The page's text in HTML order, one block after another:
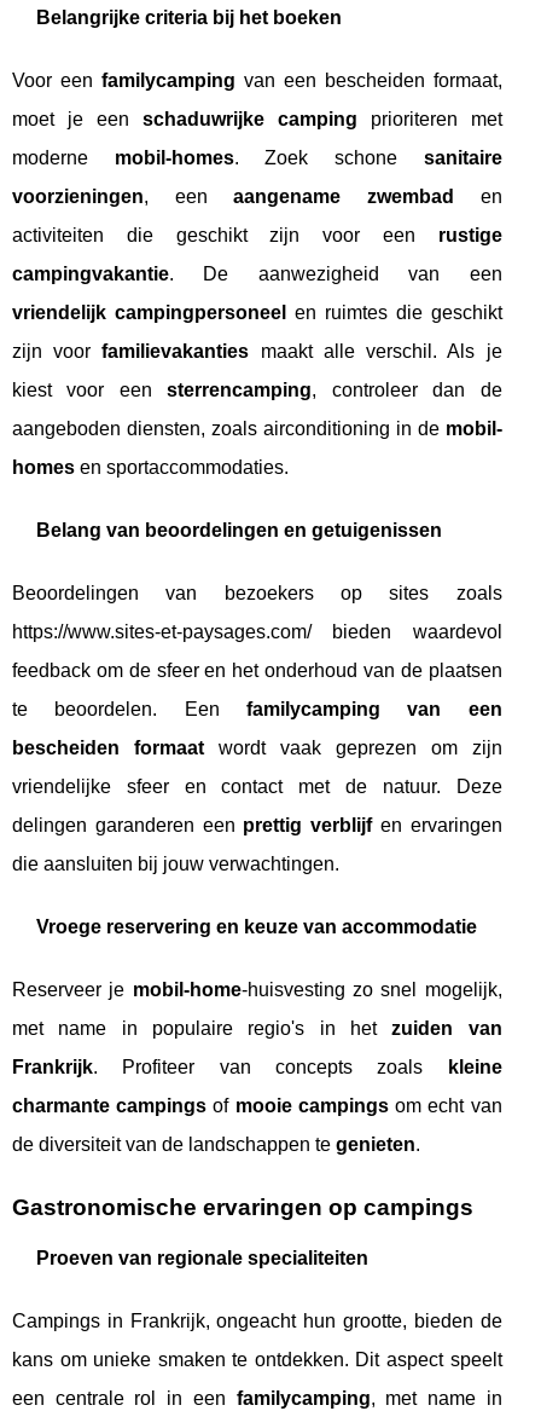
Belangrijke criteria bij het boeken
Voor een familycamping van een bescheiden formaat,
moet je een schaduwrijke camping prioriteren met
moderne mobil-homes. Zoek schone sanitaire
voorzieningen, eenaangename zwembad
en
activiteiten die geschikt zijn voor een rustige
campingvakantie. De aanwezigheid van een
vriendelijk campingpersoneel
en ruimtes die geschikt
zijn voorfamilievakanties maakt alle verschil. Als je
kiest voor eensterrencamping, controleer dan de
aangeboden diensten, zoals airconditioning in de mobil-
homes en sportaccommodaties.
Belang van beoordelingen en getuigenissen
Beoordelingen van bezoekers op sites zoals
https://www.sites-et-paysages.com/ bieden waardevol
feedback om de sfeer en het onderhoud van de plaatsen
te beoordelen. Een familycamping van een
bescheiden formaatwordt vaak geprezen om zijn
vriendelijke sfeer en contact met de natuur. Deze
delingen garanderen een prettig verblijfen ervaringen
die aansluiten bij jouw verwachtingen.
Vroege reservering en keuze van accommodatie
Reserveer je mobil-home-huisvesting zo snel mogelijk,
met name in populaire regio's in hetzuiden van
Frankrijk. Profiteer van concepts zoals
kleine
charmante campings of mooie campingsom echt van
de diversiteit van de landschappen te genieten.
Gastronomische ervaringen op campings
Proeven van regionale specialiteiten
Campings in Frankrijk, ongeacht hun grootte, bieden de
kans om unieke smaken te ontdekken. Dit aspect speelt
een centrale rol in een familycamping, met name in